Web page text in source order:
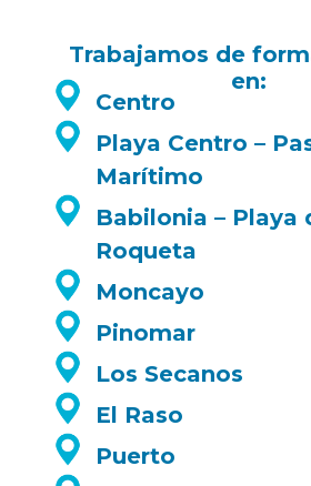
Trabajamos de
en:
Centro
Playa Centro –
Marítimo
Babilonia – Playa
Roqueta
Moncayo
Pinomar
Los Secanos
El Raso
Puerto